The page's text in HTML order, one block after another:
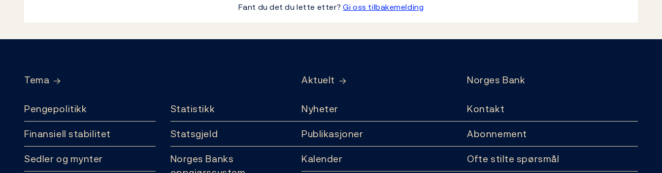
Fant du det du lette etter?Gi oss tilbakemelding
Tema
Pengepolitikk
Finansiell stabilitet
Sedler og mynter
Statistikk
Statsgjeld
Norges Banks
Aktuelt
Nyheter
Publikasjoner
Kalender
Norges Bank
Kontakt
Abonnement
Ofte stilte spørsmål